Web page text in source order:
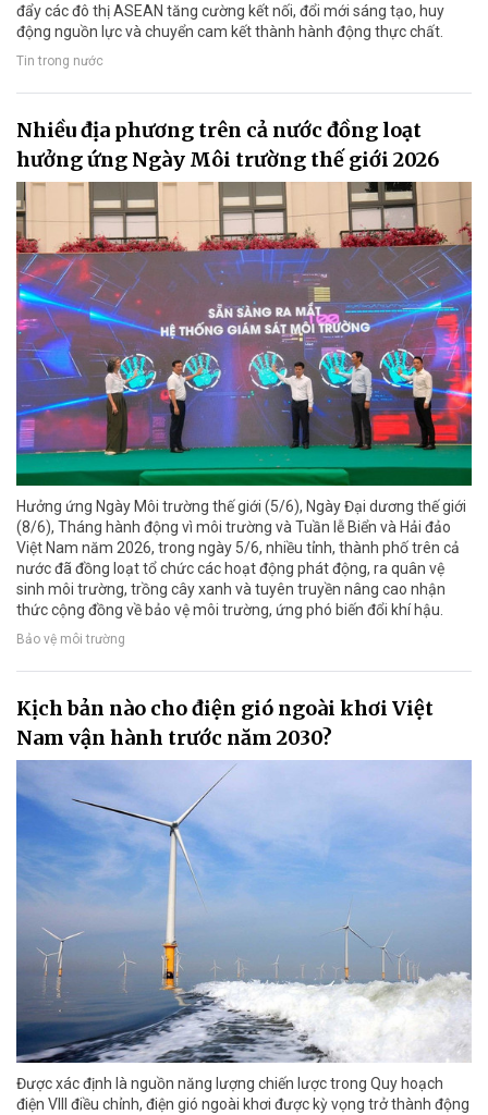
đẩy các đô thị ASEAN tăng cường kết nối, đổi mới sáng tạo, huy
động nguồn lực và chuyển cam kết thành hành động thực chất.
Tin trong nước
Nhiều địa phương trên cả nước đồng loạt
hưởng ứng Ngày Môi trường thế giới 2026
Hưởng ứng Ngày Môi trường thế giới (5/6), Ngày Đại dương thế giới
(8/6), Tháng hành động vì môi trường và Tuần lễ Biển và Hải đảo
Việt Nam năm 2026, trong ngày 5/6, nhiều tỉnh, thành phố trên cả
nước đã đồng loạt tổ chức các hoạt động phát động, ra quân vệ
sinh môi trường, trồng cây xanh và tuyên truyền nâng cao nhận
thức cộng đồng về bảo vệ môi trường, ứng phó biến đổi khí hậu.
Bảo vệ môi trường
Kịch bản nào cho điện gió ngoài khơi Việt
Nam vận hành trước năm 2030?
Được xác định là nguồn năng lượng chiến lược trong Quy hoạch
điện VIII điều chỉnh, điện gió ngoài khơi được kỳ vọng trở thành động